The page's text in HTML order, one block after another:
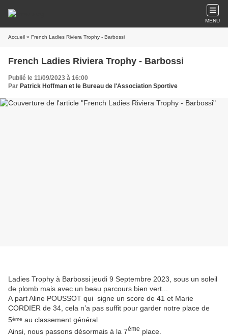
MENU
Accueil » French Ladies Riviera Trophy - Barbossi
French Ladies Riviera Trophy - Barbossi
Publié le 11/09/2023 à 16:00
Par Patrick Hoffman et le Bureau de l'Association Sportive
Ladies Trophy à Barbossi jeudi 9 Septembre 2023, sous un soleil
de plomb mais avec un beau parcours bien vert...
A part Aline POUSSOT qui signe un score de 41 et Marie
CORDIER de 34, cela n’a pas suffit pour garder notre place de
5ème au classement général.
Ainsi, nous passons désormais à la 7ème place.